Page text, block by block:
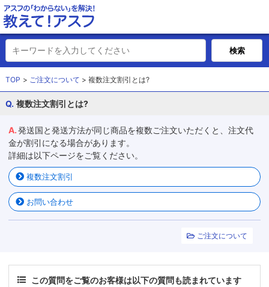
TOP ご注文について 複数注文割引とは?
複数注文割引とは?
発送国と発送方法が同じ商品を複数ご注文いただくと、注文代
金が割引になる場合があります。
詳細は以下ページをご覧ください。
複数注文割引
お問い合わせ
ご注文について
この質問をご覧のお客様は以下の質問も読まれています